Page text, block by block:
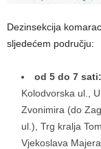
Dezinsekcija
sljedećem području:
od 5 do 7 sati:
Kolodvorska ul.,
Zvonimira (do
ul.), Trg kralja
Vjekoslava